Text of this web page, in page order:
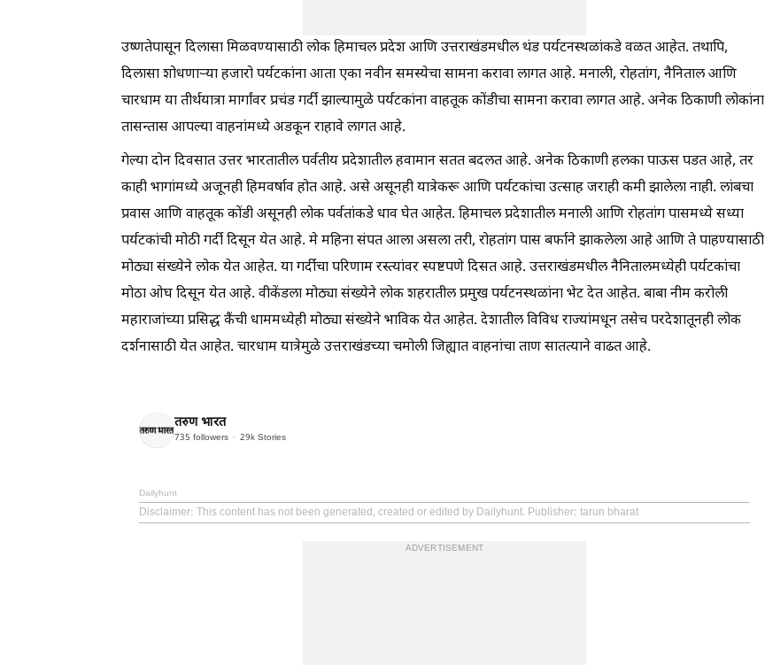
उष्णतेपासून दिलासा मिळवण्यासाठी लोक हिमाचल प्रदेश आणि उत्तराखंडमधील थंड पर्यटनस्थळांकडे वळत आहेत. तथापि,
दिलासा शोधणाऱ्या हजारो पर्यटकांना आता एका नवीन समस्येचा सामना करावा लागत आहे. मनाली, रोहतांग, नैनिताल आणि
चारधाम या तीर्थयात्रा मार्गांवर प्रचंड गर्दी झाल्यामुळे पर्यटकांना वाहतूक कोंडीचा सामना करावा लागत आहे. अनेक ठिकाणी लोकांना
तासन्तास आपल्या वाहनांमध्ये अडकून राहावे लागत आहे.
गेल्या दोन दिवसात उत्तर भारतातील पर्वतीय प्रदेशातील हवामान सतत बदलत आहे. अनेक ठिकाणी हलका पाऊस पडत आहे, तर
काही भागांमध्ये अजूनही हिमवर्षाव होत आहे. असे असूनही यात्रेकरू आणि पर्यटकांचा उत्साह जराही कमी झालेला नाही. लांबचा
प्रवास आणि वाहतूक कोंडी असूनही लोक पर्वतांकडे धाव घेत आहेत. हिमाचल प्रदेशातील मनाली आणि रोहतांग पासमध्ये सध्या
पर्यटकांची मोठी गर्दी दिसून येत आहे. मे महिना संपत आला असला तरी, रोहतांग पास बर्फाने झाकलेला आहे आणि ते पाहण्यासाठी
मोठ्या संख्येने लोक येत आहेत. या गर्दीचा परिणाम रस्त्यांवर स्पष्टपणे दिसत आहे. उत्तराखंडमधील नैनितालमध्येही पर्यटकांचा
मोठा ओघ दिसून येत आहे. वीकेंडला मोठ्या संख्येने लोक शहरातील प्रमुख पर्यटनस्थळांना भेट देत आहेत. बाबा नीम करोली
महाराजांच्या प्रसिद्ध कैंची धाममध्येही मोठ्या संख्येने भाविक येत आहेत. देशातील विविध राज्यांमधून तसेच परदेशातूनही लोक
दर्शनासाठी येत आहेत. चारधाम यात्रेमुळे उत्तराखंडच्या चमोली जिह्यात वाहनांचा ताण सातत्याने वाढत आहे.
तरुण भारत
735 followers 29k Stories
Dailyhunt
Disclaimer: This content has not been generated, created or edited by Dailyhunt. Publisher: tarun bharat
ADVERTISEMENT